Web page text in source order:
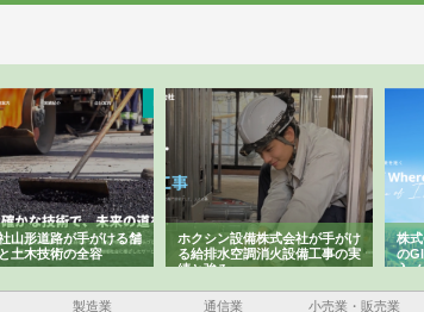
設備株式会社が手がけ
空調消火設備工事の実
株式会社東京シー・エム・シー
のGISインフラ管理システム導
入メリット
株
か
由
製造業 通信業 小売業・販売業